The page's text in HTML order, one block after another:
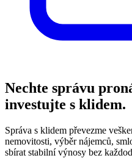
Nechte správu
investujte s klidem.
Správa s klidem převezme
nemovitosti, výběr nájemců,
sbírat stabilní výnosy bez